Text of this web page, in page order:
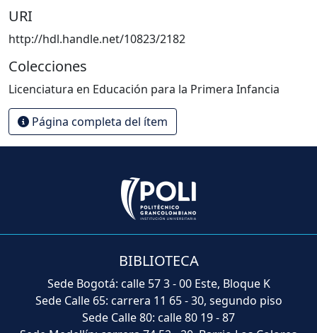
URI
http://hdl.handle.net/10823/2182
Colecciones
Licenciatura en Educación para la Primera Infancia
Página completa del ítem
BIBLIOTECA
Sede Bogotá: calle 57 3 - 00 Este, Bloque K
Sede Calle 65: carrera 11 65 - 30, segundo piso
Sede Calle 80: calle 80 19 - 87